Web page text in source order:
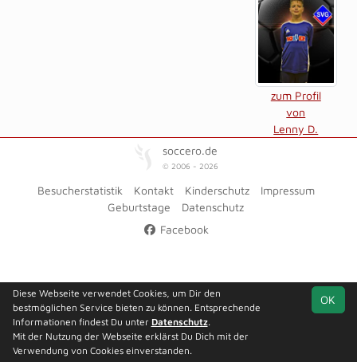
zum Profil
von
Lenny D.
soccero.de
© 2006 - 2026
Besucherstatistik Kontakt Kinderschutz
Impressum
Geburtstage
Datenschutz
Facebook
OK
Diese Webseite verwendet Cookies, um Dir den
bestmöglichen Service bieten zu können. Entsprechende
Informationen findest Du unter Datenschutz.
Mit der Nutzung der Webseite erklärst Du Dich mit der
Verwendung von Cookies einverstanden.